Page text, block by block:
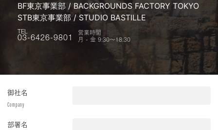
BF東京事業部 / BACKGROUNDS FACTORY TOKYO
STB東京事業部 / STUDIO BASTILLE
TEL
03-6426-9801
営業時間
月 - 金 9:30〜18:30
御社名
Company
部署名